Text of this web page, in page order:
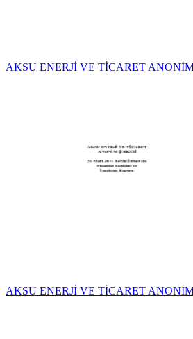
AKSU ENERJİ VE TİCARET
AKSU ENERJİ VE TİCARET